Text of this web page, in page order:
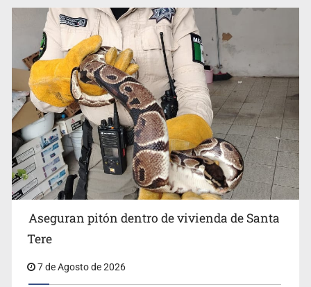
Aseguran pitón dentro de vivienda de Santa
Tere
7 de Agosto de 2026